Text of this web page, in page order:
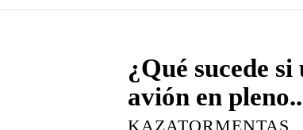
¿Qué sucede
avión en
KAZATORMENTAS